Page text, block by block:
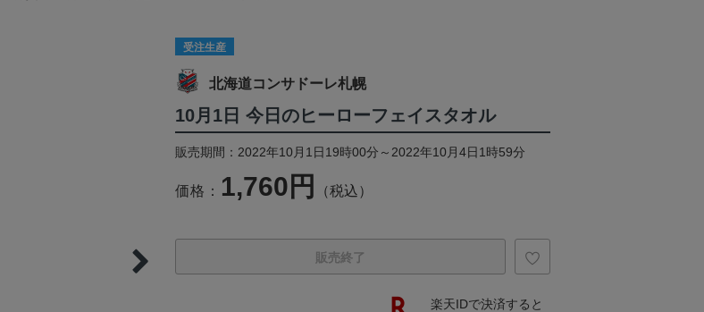
受注生産
北海道コンサドーレ札幌
10月1日 今日のヒーローフェイスタオル
販売期間：2022年10月1日19時00分～2022年10月4日1時59分
価格： 1,760円 （税込）
販売終了
楽天IDで決済すると